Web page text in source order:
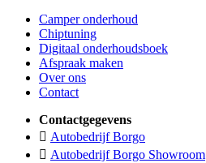
Camper onderhoud
Chiptuning
Digitaal onderhoudsboek
Afspraak maken
Over ons
Contact
Contactgegevens
Autobedrijf Borgo
Autobedrijf Borgo Showroom